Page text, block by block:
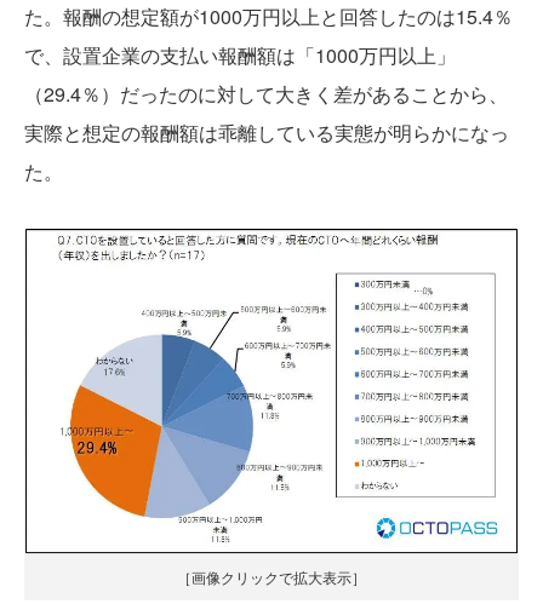
た。報酬の想定額が1000万円以上と回答したのは15.4％
で、設置企業の支払い報酬額は「1000万円以上」
（29.4％）だったのに対して大きく差があることから、
実際と想定の報酬額は乖離している実態が明らかになっ
た。
［画像クリックで拡大表示］